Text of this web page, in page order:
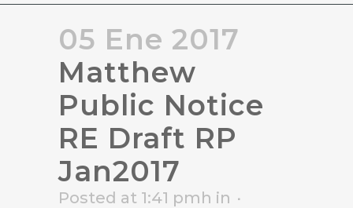
05 Ene 2017
Matthew
Public Notice
RE Draft RP
Jan2017
Posted at 1:41 pmh in